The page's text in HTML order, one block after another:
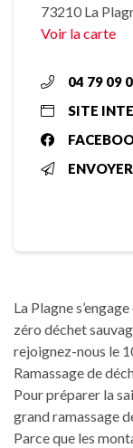
73210 La
Voir la carte
04 79 09
SITE
La Plagne
zéro déchet
rejoignez-nous le
Ramassage de
Pour préparer la
grand ramassage
Parce que les